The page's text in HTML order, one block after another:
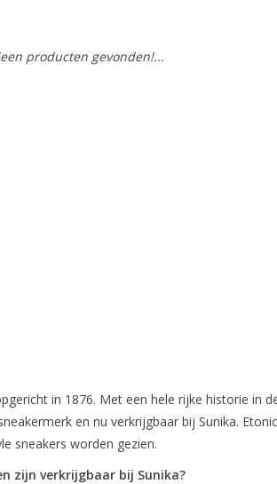
producten gevonden!...
in 1876. Met een hele rijke historie in
en nu verkrijgbaar bij Sunika.
sneakers worden gezien.
zijn verkrijgbaar bij Sunika?